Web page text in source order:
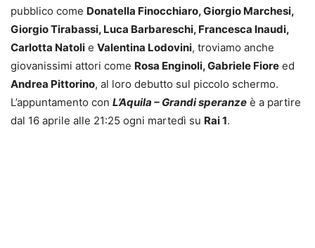
pubblico come Donatella Finocchiaro, Giorgio Marchesi,
Giorgio Tirabassi, Luca Barbareschi, Francesca Inaudi,
Carlotta Natoli e Valentina Lodovini, troviamo anche
giovanissimi attori come Rosa Enginoli, Gabriele Fiore ed
Andrea Pittorino, al loro debutto sul piccolo schermo.
L’appuntamento con L’Aquila – Grandi speranze è a partire
dal 16 aprile alle 21:25 ogni martedì su Rai 1.